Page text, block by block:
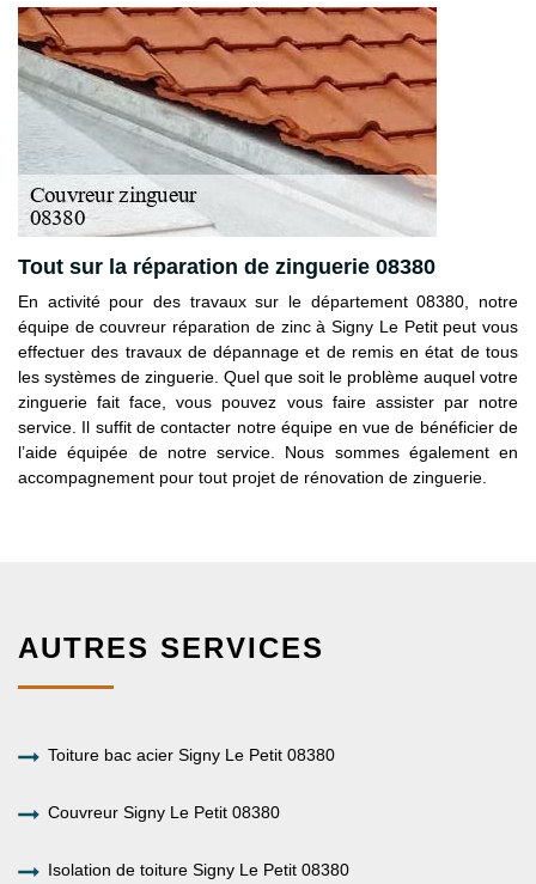
Tout sur la réparation de zinguerie 08380
En activité pour des travaux sur le département 08380, notre
équipe de couvreur réparation de zinc à Signy Le Petit peut vous
effectuer des travaux de dépannage et de remis en état de tous
les systèmes de zinguerie. Quel que soit le problème auquel votre
zinguerie fait face, vous pouvez vous faire assister par notre
service. Il suffit de contacter notre équipe en vue de bénéficier de
l’aide équipée de notre service. Nous sommes également en
accompagnement pour tout projet de rénovation de zinguerie.
AUTRES SERVICES
Toiture bac acier Signy Le Petit 08380
Couvreur Signy Le Petit 08380
Isolation de toiture Signy Le Petit 08380